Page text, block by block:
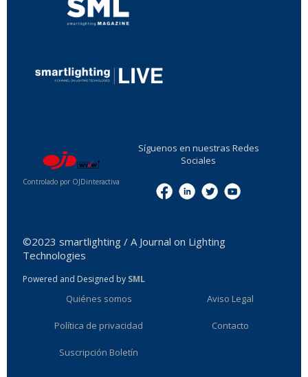
Controlado por OJDinteractiva
Síguenos en nuestras Redes
Sociales
©2023 smartlighting / A Journal on Lighting
Technologies
Powered and Designed by SML
Quiénes somos Aviso Legal
Política de privacidad Contacto
Suscripción Boletín